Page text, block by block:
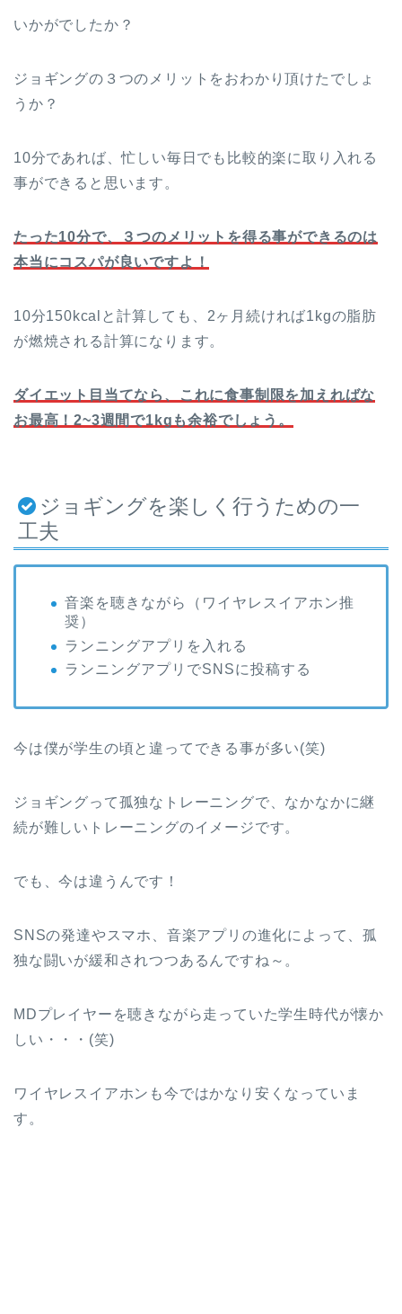
いかがでしたか？
ジョギングの３つのメリットをおわかり頂けたでしょ
うか？
10分であれば、忙しい毎日でも比較的楽に取り入れる
事ができると思います。
たった10分で、３つのメリットを得る事ができるのは
本当にコスパが良いですよ！
10分150kcalと計算しても、2ヶ月続ければ1kgの脂肪
が燃焼される計算になります。
ダイエット目当てなら、これに食事制限を加えればな
お最高！2~3週間で1kgも余裕でしょう。
ジョギングを楽しく行うための一
工夫
音楽を聴きながら（ワイヤレスイアホン推
奨）
ランニングアプリを入れる
ランニングアプリでSNSに投稿する
今は僕が学生の頃と違ってできる事が多い(笑)
ジョギングって孤独なトレーニングで、なかなかに継
続が難しいトレーニングのイメージです。
でも、今は違うんです！
SNSの発達やスマホ、音楽アプリの進化によって、孤
独な闘いが緩和されつつあるんですね～。
MDプレイヤーを聴きながら走っていた学生時代が懐か
しい・・・(笑)
ワイヤレスイアホンも今ではかなり安くなっていま
す。